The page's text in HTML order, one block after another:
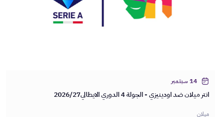
14 سبتمبر
انتر ميلان ضد اودينيزي - الجولة 4 الدوري الايطالي2026/27
ميلان